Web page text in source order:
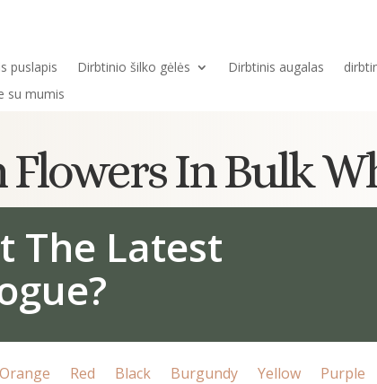
puslapis Dirbtinio šilko gėlės Dirbtinis augalas
su mumis
In Bulk
The Latest
Orange Red Black Burgundy Yellow Purple